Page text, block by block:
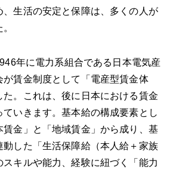
、生活の安定と保障は、多くの人が
年に電力系組合である日本電気産
が賃金制度として「電産型賃金体
た。これは、後に日本における賃金
ていきます。基本給の構成要素とし
賃金」と「地域賃金」から成り、基
動した「生活保障給（本人給＋家族
スキルや能力、経験に紐づく「能力